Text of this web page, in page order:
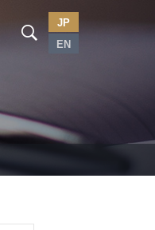
JP
EN